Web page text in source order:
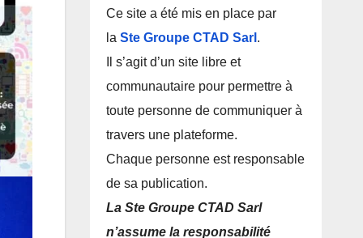
Ce site a été mis en place par
la Ste Groupe CTAD Sarl .
Il s’agit d’un site libre et
communautaire pour permettre à
toute personne de communiquer à
travers une plateforme.
Chaque personne est responsable
de sa publication.
La Ste Groupe CTAD Sarl
n’assume la responsabilité